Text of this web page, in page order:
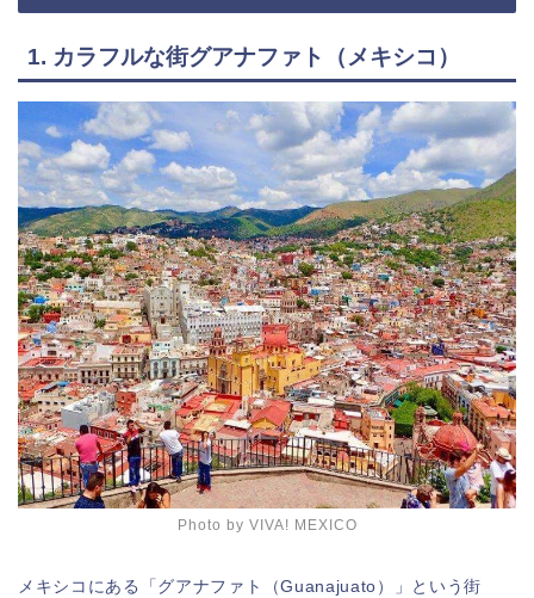
1. カラフルな街グアナファト（メキシコ）
Photo by VIVA! MEXICO
メキシコにある「グアナファト（Guanajuato）」という街